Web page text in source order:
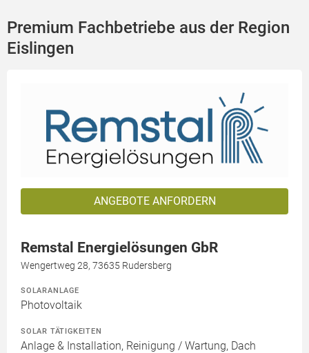
Premium Fachbetriebe aus der Region
Eislingen
ANGEBOTE ANFORDERN
Remstal Energielösungen GbR
Wengertweg 28, 73635 Rudersberg
SOLARANLAGE
Photovoltaik
SOLAR TÄTIGKEITEN
Anlage & Installation, Reinigung / Wartung, Dach